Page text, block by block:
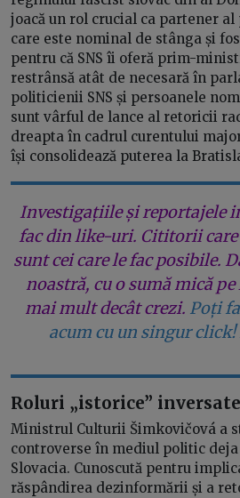
joacă un rol crucial ca partener
care este nominal de stânga și
pentru că SNS îi oferă prim-
restrânsă atât de necesară în
politicienii SNS și persoanele
sunt vârful de lance al retoricii
dreapta în cadrul curentului
își consolidează puterea la
Investigațiile și reportajele
fac din like-uri. Cititorii
sunt cei care le fac posibile.
noastră, cu o sumă mică
mai mult decât crezi. Poți
acum cu un singur
Roluri „istorice” inversate
Ministrul Culturii Šimkovičová a
controverse în mediul politic
Slovacia. Cunoscută pentru
răspândirea dezinformării și a